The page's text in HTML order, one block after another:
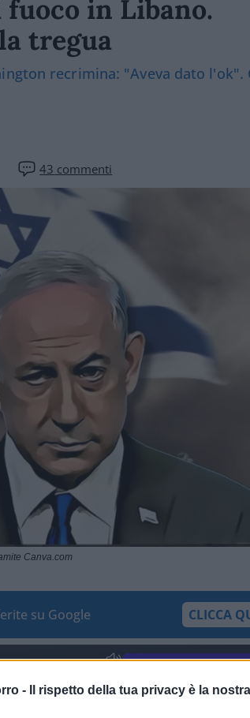
- Il rispetto della tua privacy è la
in Libano.
tregua
recrimina: "Aveva dato l'ok".
43 commenti
Canva.com
su Google CLICCA